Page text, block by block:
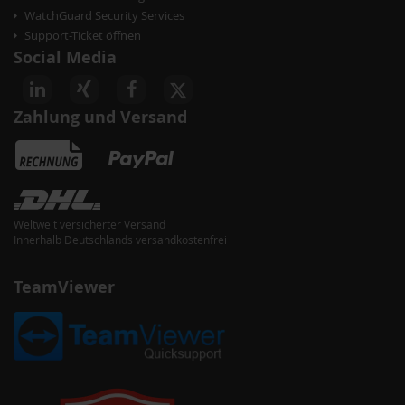
WatchGuard Security Services
Support-Ticket öffnen
Social Media
Zahlung und Versand
Weltweit versicherter Versand
Innerhalb Deutschlands versandkostenfrei
TeamViewer